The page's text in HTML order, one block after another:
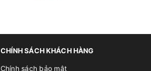
CHÍNH SÁCH KHÁCH HÀNG
Chính sách bảo mật